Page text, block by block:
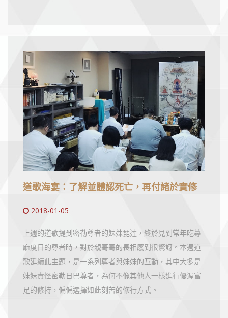
道歌海宴：了解並體認死亡，再付諸於實修
2018-01-05
上週的道歌提到密勒尊者的妹妹琵達，終於見到常年吃蕁
麻度日的尊者時，對於親哥哥的長相感到很驚訝。本週道
歌延續此主題，是一系列尊者與妹妹的互動，其中大多是
妹妹責怪密勒日巴尊者，為何不像其他人一樣進行優渥富
足的修持，偏偏選擇如此刻苦的修行方式。